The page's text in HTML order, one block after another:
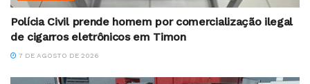
Polícia Civil prende homem por comercialização ilegal
de cigarros eletrônicos em Timon
7 DE AGOSTO DE 2026